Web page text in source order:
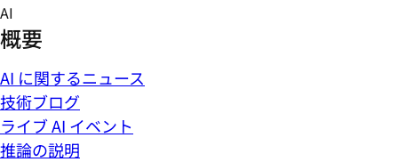
Skip
to
content
AI
概要
AI に関するニュース
技術ブログ
ライブ AI イベント
推論の説明